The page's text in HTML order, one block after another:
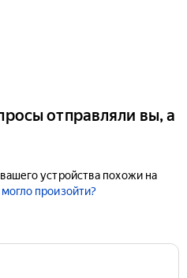
отправляли вы, а
устройства похожи на
произойти?